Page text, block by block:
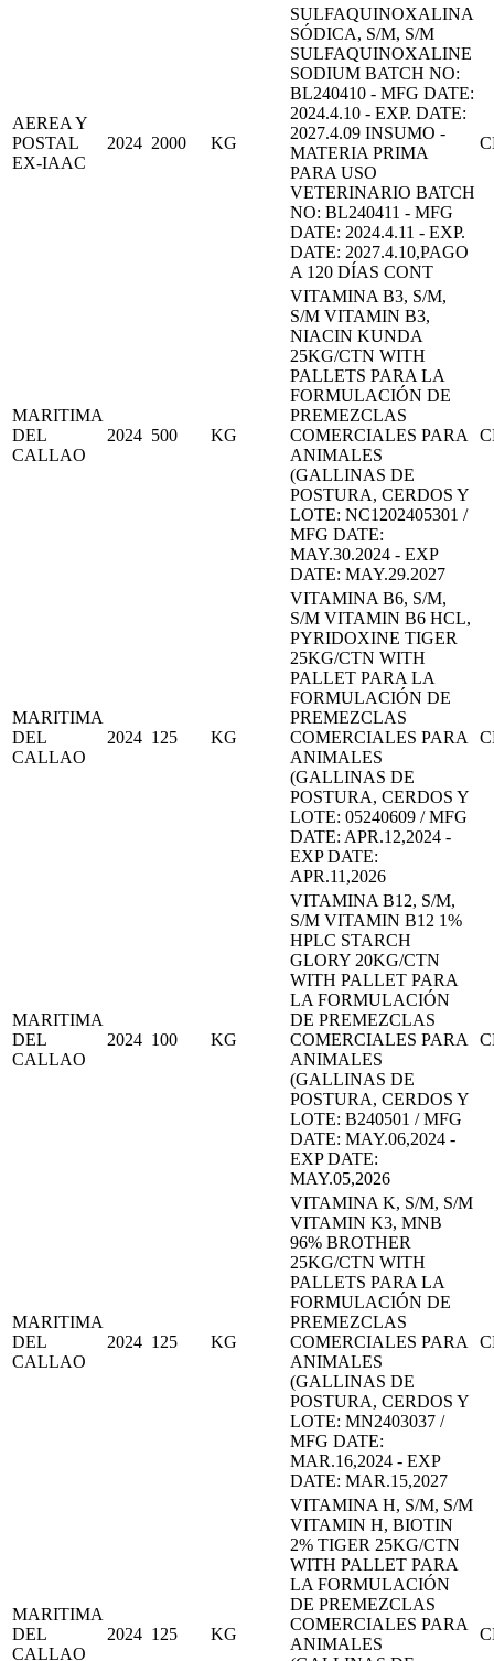
AEREA Y
POSTAL
EX-IAAC
2024 2000 KG
SULFAQUINOXALINA
SÓDICA, S/M, S/M
SULFAQUINOXALINE
SODIUM BATCH NO:
BL240410 - MFG DATE:
2024.4.10 - EXP. DATE:
2027.4.09 INSUMO -
MATERIA PRIMA
PARA USO
VETERINARIO BATCH
NO: BL240411 - MFG
DATE: 2024.4.11 - EXP.
DATE: 2027.4.10,PAGO
A 120 DÍAS CONT
MARITIMA
DEL
CALLAO
2024 500 KG
VITAMINA B3, S/M,
S/M VITAMIN B3,
NIACIN KUNDA
25KG/CTN WITH
PALLETS PARA LA
FORMULACIÓN DE
PREMEZCLAS
COMERCIALES PARA
ANIMALES
(GALLINAS DE
POSTURA, CERDOS Y
LOTE: NC1202405301 /
MFG DATE:
MAY.30.2024 - EXP
DATE: MAY.29.2027
MARITIMA
DEL
CALLAO
2024 125 KG
VITAMINA B6, S/M,
S/M VITAMIN B6 HCL,
PYRIDOXINE TIGER
25KG/CTN WITH
PALLET PARA LA
FORMULACIÓN DE
PREMEZCLAS
COMERCIALES PARA
ANIMALES
(GALLINAS DE
POSTURA, CERDOS Y
LOTE: 05240609 / MFG
DATE: APR.12,2024 -
EXP DATE:
APR.11,2026
MARITIMA
DEL
CALLAO
2024 100 KG
VITAMINA B12, S/M,
S/M VITAMIN B12 1%
HPLC STARCH
GLORY 20KG/CTN
WITH PALLET PARA
LA FORMULACIÓN
DE PREMEZCLAS
COMERCIALES PARA
ANIMALES
(GALLINAS DE
POSTURA, CERDOS Y
LOTE: B240501 / MFG
DATE: MAY.06,2024 -
EXP DATE:
MAY.05,2026
MARITIMA
DEL
CALLAO
2024 125 KG
VITAMINA K, S/M, S/M
VITAMIN K3, MNB
96% BROTHER
25KG/CTN WITH
PALLETS PARA LA
FORMULACIÓN DE
PREMEZCLAS
COMERCIALES PARA
ANIMALES
(GALLINAS DE
POSTURA, CERDOS Y
LOTE: MN2403037 /
MFG DATE:
MAR.16,2024 - EXP
DATE: MAR.15,2027
MARITIMA
DEL
CALLAO
2024 125 KG
VITAMINA H, S/M, S/M
VITAMIN H, BIOTIN
2% TIGER 25KG/CTN
WITH PALLET PARA
LA FORMULACIÓN
DE PREMEZCLAS
COMERCIALES PARA
ANIMALES